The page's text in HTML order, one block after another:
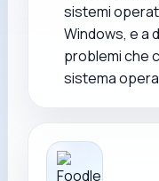
sistemi
Windows, e a
problemi che
sistema